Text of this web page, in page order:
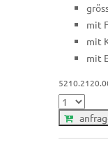
mit
mit
mit